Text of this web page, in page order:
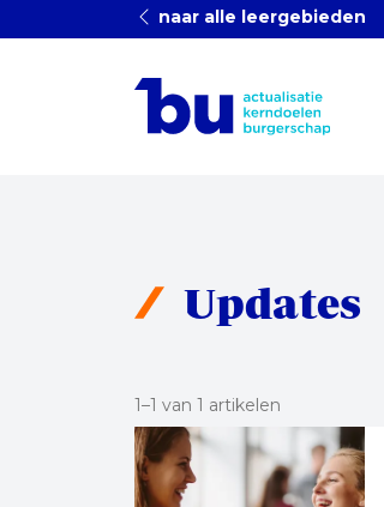
naar alle leergebieden
Updates
1–1 van 1 artikelen